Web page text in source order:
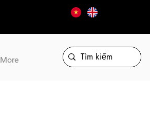
More